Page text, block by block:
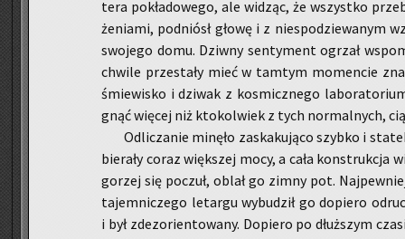
te­ra po­kła­do­we­go, ale wi­dząc, że wszyst­ko
że­nia­mi, pod­niósł głowę i z nie­spo­dzie­wa­nym
swo­je­go domu. Dziw­ny sen­ty­ment ogrzał
chwi­le prze­sta­ły mieć w tam­tym mo­men­cie
śmie­wi­sko i dzi­wak z ko­smicz­ne­go
gnąć wię­cej niż kto­kol­wiek z tych nor­mal­nych,
Od­li­cza­nie mi­nę­ło za­ska­ku­ją­co szyb­ko i
bie­ra­ły coraz więk­szej mocy, a cała kon­struk­cja
go­rzej się po­czuł, oblał go zimny pot.
ta­jem­ni­cze­go le­tar­gu wy­bu­dził go do­pie­ro
i był zdez­o­rien­to­wa­ny. Do­pie­ro po dłuż­szym